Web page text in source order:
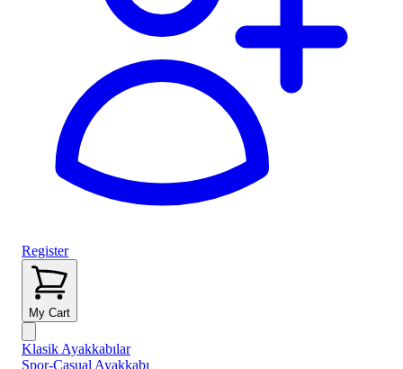
Register
My Cart
Klasik Ayakkabılar
Spor-Casual Ayakkabı